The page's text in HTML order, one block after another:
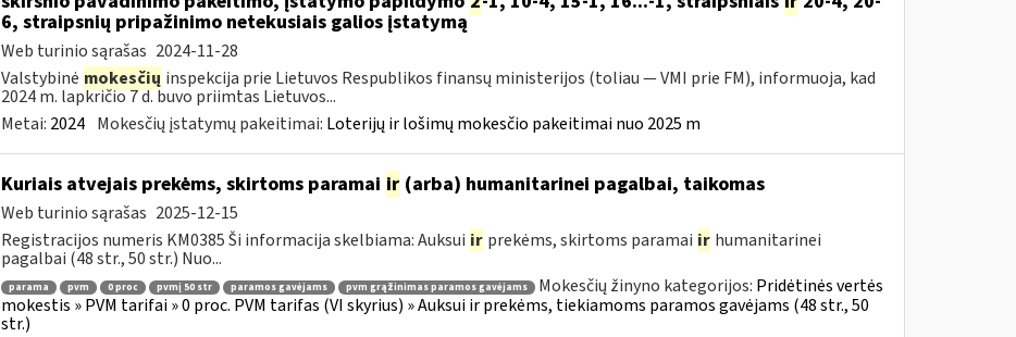
6, straipsnių pripažinimo netekusiais galios įstatymą
Web turinio sąrašas 2024-11-28
Valstybinė mokesčių inspekcija prie Lietuvos Respublikos finansų ministerijos (toliau — VMI prie FM), informuoja, kad
2024 m. lapkričio 7 d. buvo priimtas Lietuvos...
Metai: 2024 Mokesčių įstatymų pakeitimai: Loterijų ir lošimų mokesčio pakeitimai nuo 2025 m
Kuriais atvejais prekėms, skirtoms paramai ir(arba) humanitarinei pagalbai, taikomas
Web turinio sąrašas 2025-12-15
Registracijos numeris KM0385 Ši informacija skelbiama: Auksui ir prekėms, skirtoms paramai ir humanitarinei
pagalbai (48 str., 50 str.) Nuo...
parama pvm 0 proc pvmį 50 str paramos gavėjams pvm grąžinimas paramos gavėjams Mokesčių žinyno kategorijos: Pridėtinės vertės
mokestis » PVM tarifai » 0 proc. PVM tarifas (VI skyrius) » Auksui ir prekėms, tiekiamoms paramos gavėjams (48 str., 50
str.)